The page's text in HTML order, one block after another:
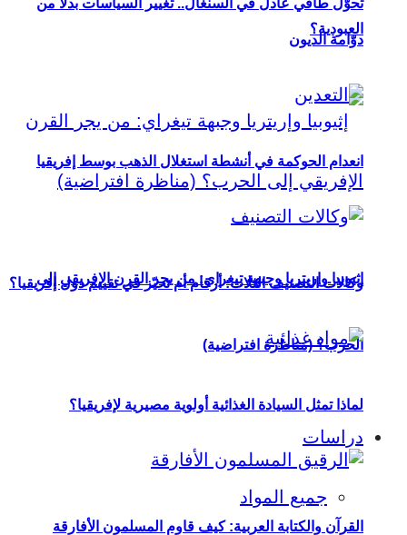
العبودية؟
إثيوبيا وإريتريا وجبهة تيغراي: من يجر القرن الإفريقي إلى
الحرب؟ (مناظرة افتراضية)
دراسات
جميع المواد
تحوُّل طاقي عادل في السنغال.. تغيير السياسات بدلاً من
دوّامة الديون
انعدام الحوكمة في أنشطة استغلال الذهب بوسط إفريقيا
وكالات التصنيف الثلاث: أرقام أم تحيّز في تقييم دول إفريقيا؟
لماذا تمثل السيادة الغذائية أولوية مصيرية لإفريقيا؟
القرآن والكتابة العربية: كيف قاوم المسلمون الأفارقة